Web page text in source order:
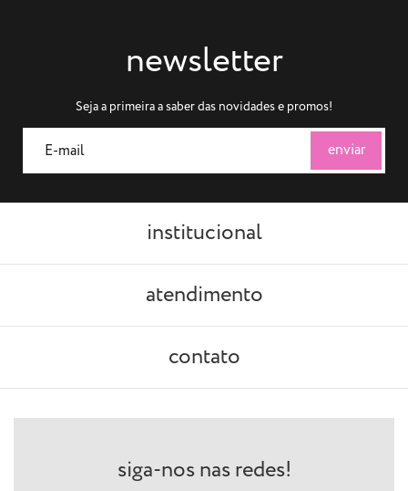
newsletter
Seja a primeira a saber das novidades e promos!
institucional
atendimento
contato
siga-nos nas redes!